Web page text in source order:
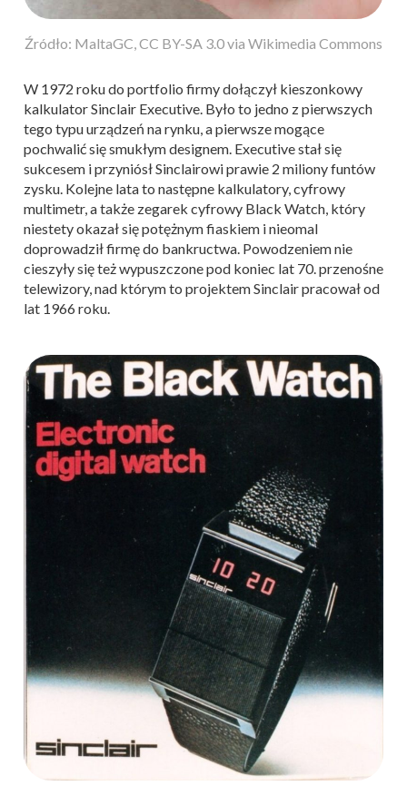
Źródło: MaltaGC, CC BY-SA 3.0 via Wikimedia Commons
W 1972 roku do portfolio firmy dołączył kieszonkowy
kalkulator Sinclair Executive. Było to jedno z pierwszych
tego typu urządzeń na rynku, a pierwsze mogące
pochwalić się smukłym designem. Executive stał się
sukcesem i przyniósł Sinclairowi prawie 2 miliony funtów
zysku. Kolejne lata to następne kalkulatory, cyfrowy
multimetr, a także zegarek cyfrowy Black Watch, który
niestety okazał się potężnym fiaskiem i nieomal
doprowadził firmę do bankructwa. Powodzeniem nie
cieszyły się też wypuszczone pod koniec lat 70. przenośne
telewizory, nad którym to projektem Sinclair pracował od
lat 1966 roku.